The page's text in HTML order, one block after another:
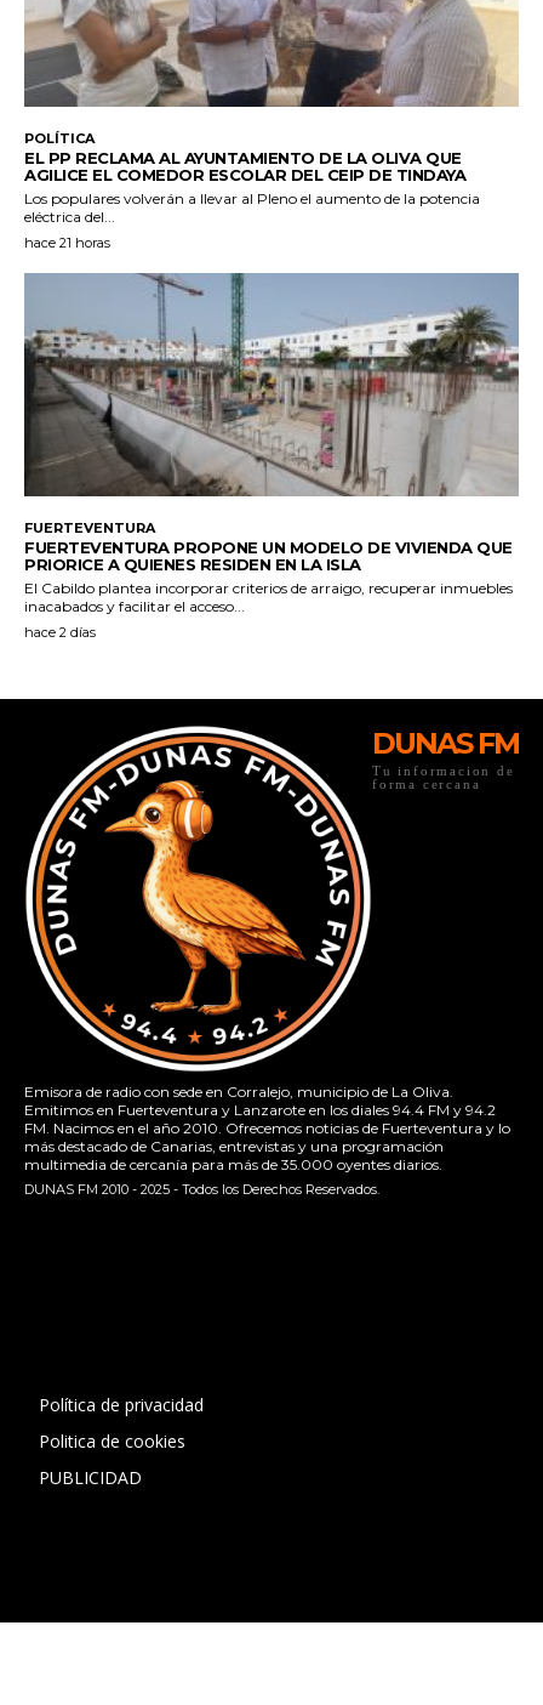
DUNAS FM
Tu informacion de
forma cercana
Emisora de radio con sede en Corralejo, municipio de La Oliva.
Emitimos en Fuerteventura y Lanzarote en los diales 94.4 FM y 94.2
FM. Nacimos en el año 2010. Ofrecemos noticias de Fuerteventura y lo
más destacado de Canarias, entrevistas y una programación
multimedia de cercanía para más de 35.000 oyentes diarios.
DUNAS FM 2010 - 2025 - Todos los Derechos Reservados.
Política de privacidad
Politica de cookies
PUBLICIDAD